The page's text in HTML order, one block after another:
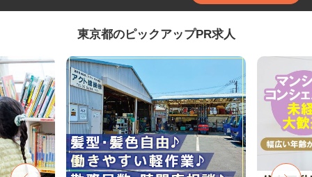
東京都のピックアップPR求人